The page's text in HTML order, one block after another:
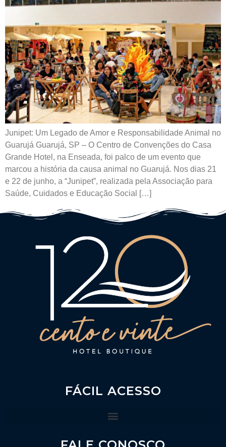
Junipet: Um Legado de Amor e Responsabilidade Animal no
Guarujá Guarujá, SP – O Centro de Convenções do Casa
Grande Hotel, na Enseada, foi palco de um evento que
marcou a história da causa animal no Guarujá. Nos dias 21
e 22 de junho, a “Junipet”, realizada pela Associação para
Saúde, Cuidados e Educação Social […]
FÁCIL ACESSO